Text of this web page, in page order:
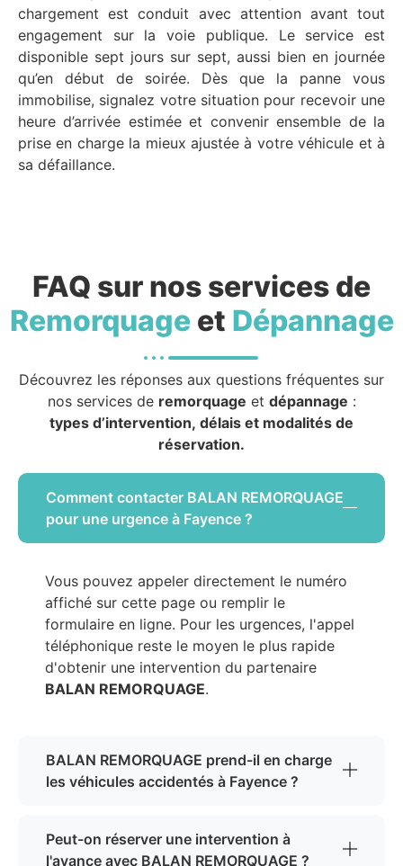
chargement est conduit avec attention avant tout
engagement sur la voie publique. Le service est
disponible sept jours sur sept, aussi bien en journée
qu’en début de soirée. Dès que la panne vous
immobilise, signalez votre situation pour recevoir une
heure d’arrivée estimée et convenir ensemble de la
prise en charge la mieux ajustée à votre véhicule et à
sa défaillance.
FAQ sur nos services de
Remorquageet Dépannage
Découvrez les réponses aux questions fréquentes sur
nos services de remorquage et dépannage :
types d’intervention, délais et modalités de
réservation.
Comment contacter BALAN REMORQUAGE
pour une urgence à Fayence ?
Vous pouvez appeler directement le numéro
affiché sur cette page ou remplir le
formulaire en ligne. Pour les urgences, l'appel
téléphonique reste le moyen le plus rapide
d'obtenir une intervention du partenaire
BALAN REMORQUAGE.
BALAN REMORQUAGE prend-il en charge
les véhicules accidentés à Fayence ?
Peut-on réserver une intervention à
l'avance avec BALAN REMORQUAGE ?